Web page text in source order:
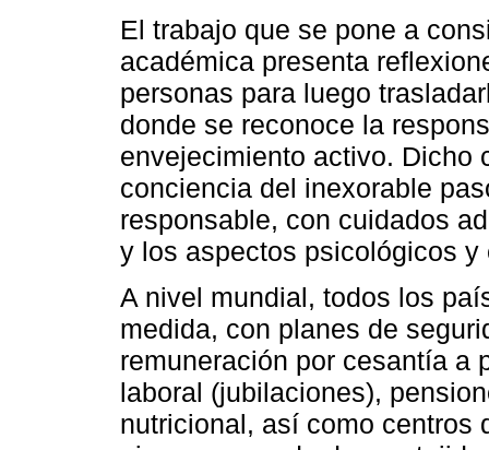
El trabajo que se pone a
académica presenta
personas para luego
donde se reconoce la
envejecimiento activo. Dicho
conciencia del inexorable
responsable, con cuidados
y los aspectos psicológicos y
A nivel mundial, todos los
medida, con planes de
remuneración por cesantía a
laboral (jubilaciones),
nutricional, así como centros